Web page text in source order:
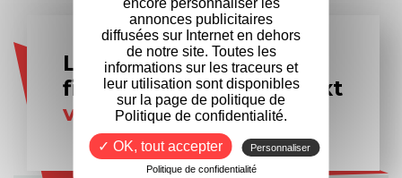
Les experts en
financement Formanext
vous accompagnent
annonces publicitaires
diffusées sur Internet en dehors
de notre site. Toutes les
informations sur les traceurs et
leur utilisation sont disponibles
sur la page de politique de
Politique de confidentialité.
✓ OK, tout accepter
Personnaliser
Politique de confidentialité